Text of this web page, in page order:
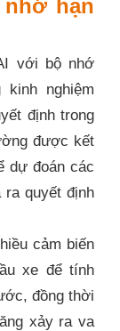
hạn
với bộ nhớ
nghiệm
định trong
được kết
dự đoán các
quyết định
cảm biến
xe để tính
đồng thời
xảy ra va